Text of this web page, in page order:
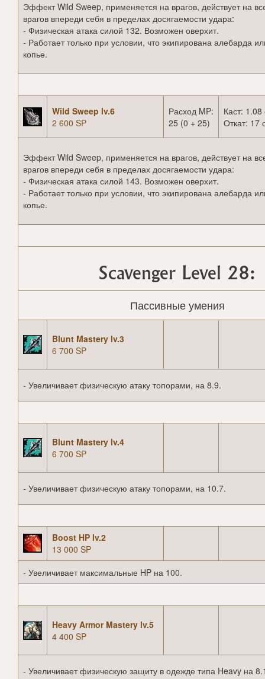
Эффект Wild Sweep, применяется на врагов, действует на
врагов впереди себя в пределах досягаемости удара:
- Физическая атака силой 132. Возможен оверхит.
- Работает только при условии, что экипирована алебарда
копье.
Wild Sweep lv.6
2 600 SP
Расход MP:
25 (0 + 25)
Каст: 1.08
Откат: 17
Эффект Wild Sweep, применяется на врагов, действует на
врагов впереди себя в пределах досягаемости удара:
- Физическая атака силой 143. Возможен оверхит.
- Работает только при условии, что экипирована алебарда
копье.
Scavenger Level 28:
Пассивные умения
Blunt Mastery lv.3
6 700 SP
- Увеличивает физическую атаку топорами, на 8.9.
Blunt Mastery lv.4
6 700 SP
- Увеличивает физическую атаку топорами, на 10.7.
Boost HP lv.2
13 000 SP
- Увеличивает максимальные HP на 100.
Heavy Armor Mastery lv.5
4 400 SP
- Увеличивает физическую защиту в одежде типа Heavy на